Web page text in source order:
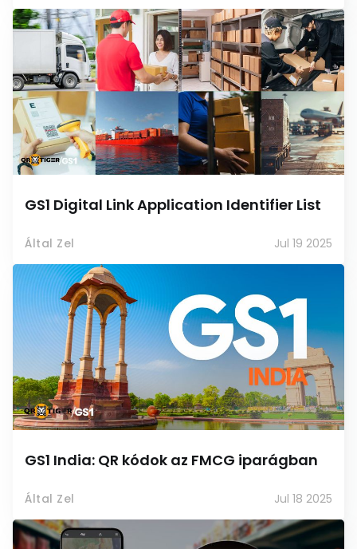
GS1 Digital Link Application Identifier List
Által Zel Jul 19 2025
GS1 India: QR kódok az FMCG iparágban
Által Zel Jul 18 2025